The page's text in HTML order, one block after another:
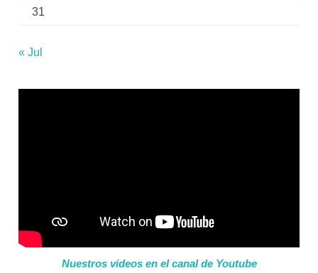
31
« Jul
Nuestros videos en el canal de Youtube